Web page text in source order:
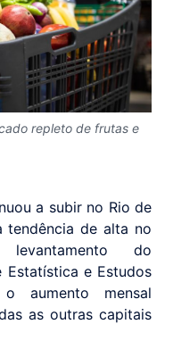
repleto de frutas e
a subir no Rio de
tendência de alta no
do
Estatística e Estudos
o aumento mensal
as outras capitais